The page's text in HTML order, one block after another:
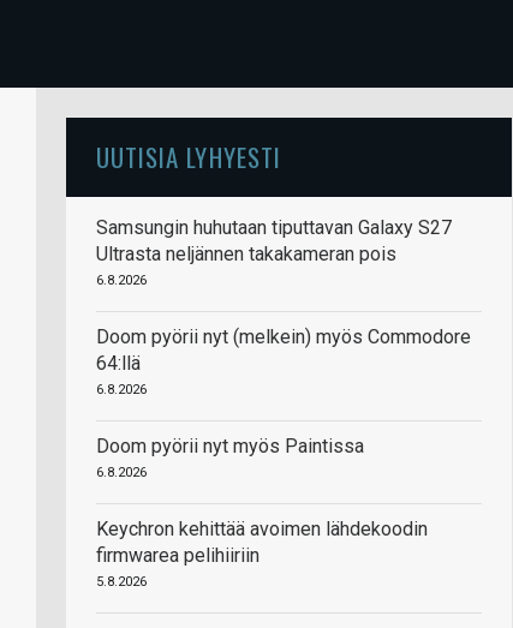
UUTISIA LYHYESTI
Samsungin huhutaan tiputtavan Galaxy S27
Ultrasta neljännen takakameran pois
6.8.2026
Doom pyörii nyt (melkein) myös Commodore
64:llä
6.8.2026
Doom pyörii nyt myös Paintissa
6.8.2026
Keychron kehittää avoimen lähdekoodin
firmwarea pelihiiriin
5.8.2026